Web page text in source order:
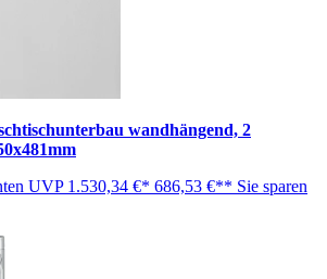
wandhängend, 2
UVP 1.530,34 €* 686,53 €** Sie sparen